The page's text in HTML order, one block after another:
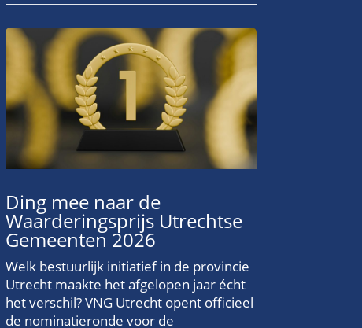
Ding mee naar de
Waarderingsprijs Utrechtse
Gemeenten 2026
Welk bestuurlijk initiatief in de provincie
Utrecht maakte het afgelopen jaar écht
het verschil? VNG Utrecht opent officieel
de nominatieronde voor de